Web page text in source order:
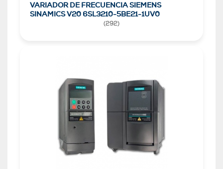
VARIADOR DE FRECUENCIA SIEMENS
SINAMICS V20 6SL3210-5BE21-1UV0
(292)